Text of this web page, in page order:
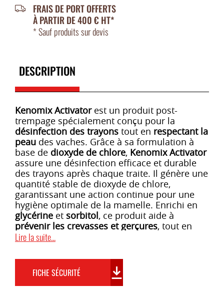
FRAIS DE PORT OFFERTS
À PARTIR DE 400 € HT*
* Sauf produits sur devis
DESCRIPTION
Kenomix Activatorest un produit post-
trempage spécialement conçu pour la
désinfection des trayons tout en respectant la
peau des vaches. Grâce à sa formulation à
base de dioxyde de chlore, Kenomix Activator
assure une désinfection efficace et durable
des trayons après chaque traite. Il génère une
quantité stable de dioxyde de chlore,
garantissant une action continue pour une
hygiène optimale de la mamelle. Enrichi en
glycérine et sorbitol, ce produit aide à
prévenir les crevasses et gerçures, tout en
apportant des propriétés adoucissantes à la
Kenomix Activatorest un produit prêt à
l’emploi qui, une fois préparé, peut être utilisé
pendant26 jours. Sa formule unique évite les
Lire la suite...
FICHE SÉCURITÉ